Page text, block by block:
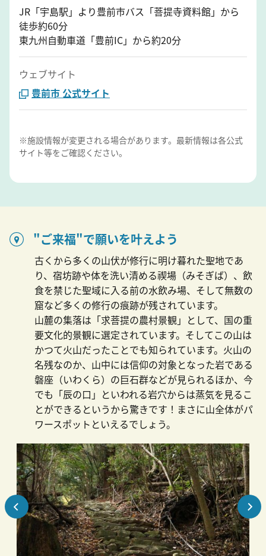
JR「宇島駅」より豊前市バス「菩提寺資料館」から
徒歩約60分
東九州自動車道「豊前IC」から約20分
ウェブサイト
豊前市 公式サイト
※施設情報が変更される場合があります。最新情報は各公式
サイト等をご確認ください。
"ご来福"で願いを叶えよう
古くから多くの山伏が修行に明け暮れた聖地であ
り、宿坊跡や体を洗い清める禊場（みそぎば）、飲
食を禁じた聖域に入る前の水飲み場、そして無数の
窟など多くの修行の痕跡が残されています。
山麓の集落は「求菩提の農村景観」として、国の重
要文化的景観に選定されています。そしてこの山は
かつて火山だったことでも知られています。火山の
名残なのか、山中には信仰の対象となった岩である
磐座（いわくら）の巨石群などが見られるほか、今
でも「辰の口」といわれる岩穴からは蒸気を見るこ
とができるというから驚きです！まさに山全体がパ
ワースポットといえるでしょう。